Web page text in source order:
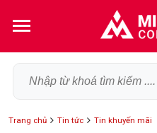
Trang chủ Tin tức Tin khuyến mãi